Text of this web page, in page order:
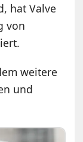
hat Valve
von
weitere
und